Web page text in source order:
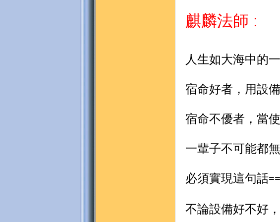
麒麟法師 :
人生如大海中的
宿命好者，用設
宿命不優者，當
一輩子不可能都無
必須實現這句話==
不論設備好不好